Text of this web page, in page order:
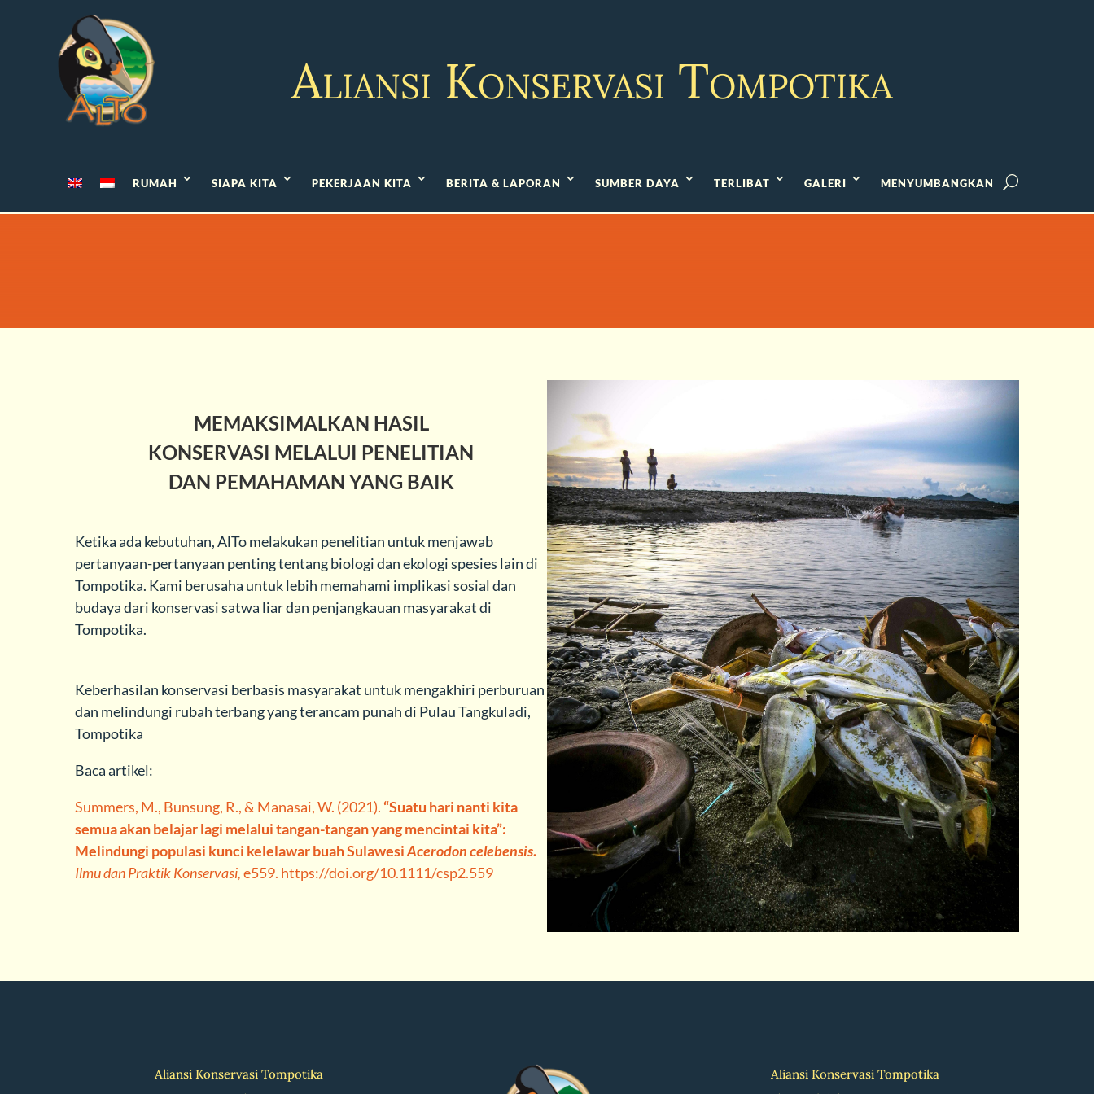
Aliansi Konservasi Tompotika
RUMAH SIAPA KITA PEKERJAAN KITA BERITA & LAPORAN SUMBER DAYA TERLIBAT GALERI MENYUMBANGKAN
MEMAKSIMALKAN HASIL
KONSERVASI MELALUI PENELITIAN
DAN PEMAHAMAN YANG BAIK
Ketika ada kebutuhan, AlTo melakukan penelitian untuk menjawab
pertanyaan-pertanyaan penting tentang biologi dan ekologi spesies lain di
Tompotika. Kami berusaha untuk lebih memahami implikasi sosial dan
budaya dari konservasi satwa liar dan penjangkauan masyarakat di
Tompotika.
Keberhasilan konservasi berbasis masyarakat untuk mengakhiri perburuan
dan melindungi rubah terbang yang terancam punah di Pulau Tangkuladi,
Tompotika
Baca artikel:
Summers, M., Bunsung, R., & Manasai, W. (2021). “Suatu hari nanti kita
semua akan belajar lagi melalui tangan-tangan yang mencintai kita”:
Melindungi populasi kunci kelelawar buah SulawesiAcerodon celebensis.
Ilmu dan Praktik Konservasi,e559. https://doi.org/10.1111/csp2.559
Aliansi Konservasi Tompotika
Aliansi Konservasi Tompotika